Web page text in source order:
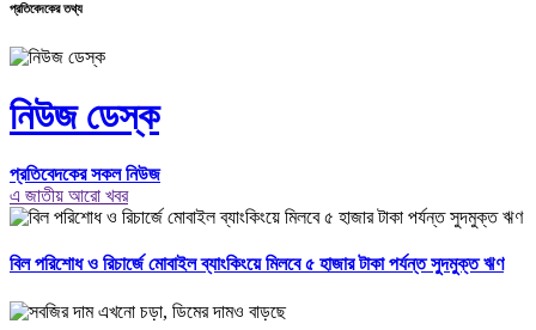
প্রতিবেদকের তথ্য
নিউজ ডেস্ক
প্রতিবেদকের সকল নিউজ
এ জাতীয় আরো খবর
বিল পরিশোধ ও রিচার্জে মোবাইল ব্যাংকিংয়ে মিলবে ৫ হাজার টাকা পর্যন্ত সুদমুক্ত ঋণ